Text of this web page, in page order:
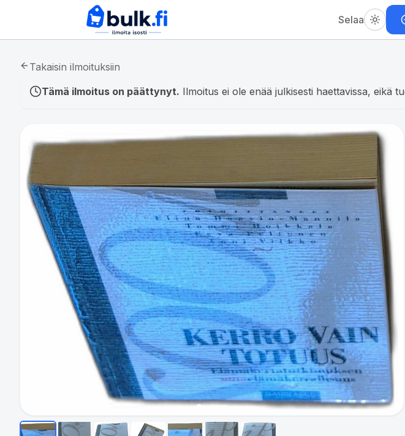
Selaa
Takaisin ilmoituksiin
Tämä ilmoitus on päättynyt. Ilmoitus ei ole enää julkisesti haettavissa, eikä